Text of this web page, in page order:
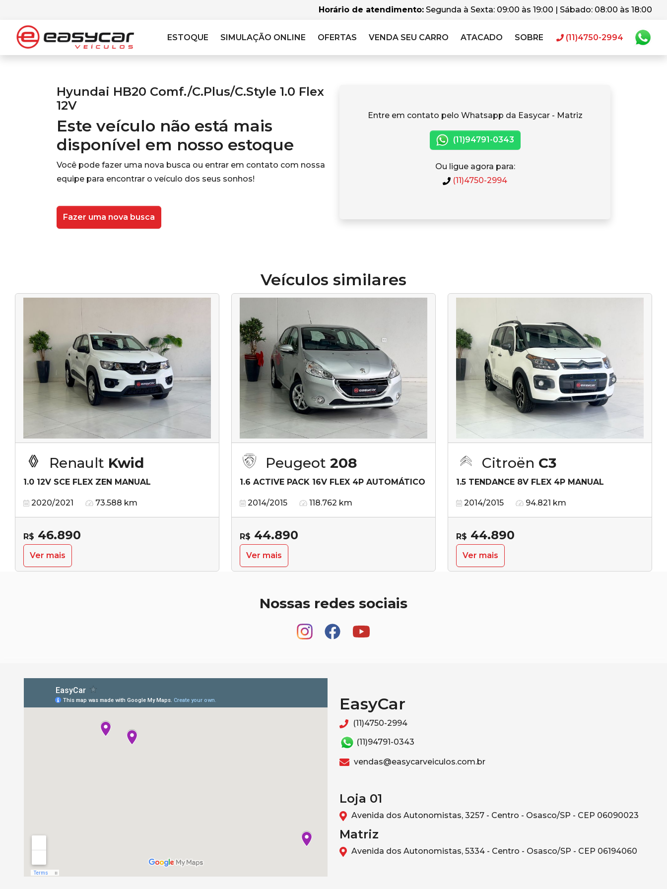
Horário de atendimento: Segunda à Sexta: 09:00 às 19:00 | Sábado: 08:00 às 18:00
ESTOQUE SIMULAÇÃO ONLINE OFERTAS VENDA SEU CARRO ATACADO SOBRE (11)4750-2994
Hyundai HB20 Comf./C.Plus/C.Style 1.0 Flex
12V
Este veículo não está mais
disponível em nosso estoque
Você pode fazer uma nova busca ou entrar em contato com nossa
equipe para encontrar o veículo dos seus sonhos!
Fazer uma nova busca
Entre em contato pelo Whatsapp da Easycar - Matriz
(11)94791-0343
Ou ligue agora para:
(11)4750-2994
Veículos similares
Renault Kwid
1.0 12V SCE FLEX ZEN MANUAL
2020/2021 73.588 km
R$ 46.890
Ver mais
Peugeot 208
1.6 ACTIVE PACK 16V FLEX 4P AUTOMÁTICO
2014/2015 118.762 km
R$ 44.890
Ver mais
Citroën C3
1.5 TENDANCE 8V FLEX 4P MANUAL
2014/2015 94.821 km
R$ 44.890
Ver mais
Nossas redes sociais
EasyCar
(11)4750-2994
(11)94791-0343
vendas@easycarveiculos.com.br
Loja 01
Avenida dos Autonomistas, 3257 - Centro - Osasco/SP - CEP 06090023
Matriz
Avenida dos Autonomistas, 5334 - Centro - Osasco/SP - CEP 06194060